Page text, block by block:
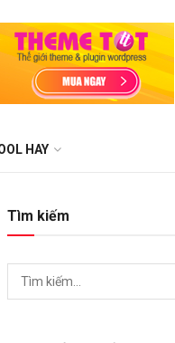
HAY
Tìm kiếm